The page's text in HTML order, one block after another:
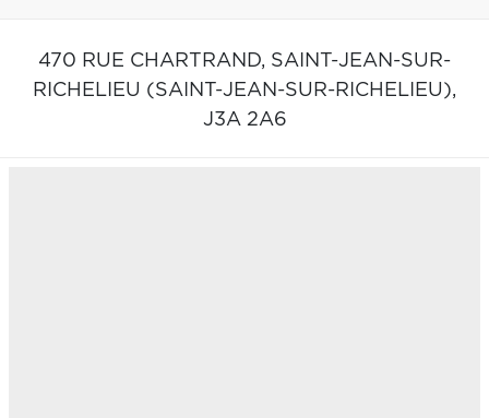
470 RUE CHARTRAND, SAINT-JEAN-SUR-
RICHELIEU (SAINT-JEAN-SUR-RICHELIEU),
J3A 2A6